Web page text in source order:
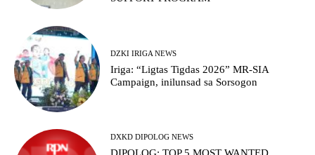
DZKI IRIGA NEWS
Iriga: “Ligtas Tigdas 2026” MR-SIA
Campaign, inilunsad sa Sorsogon
DXKD DIPOLOG NEWS